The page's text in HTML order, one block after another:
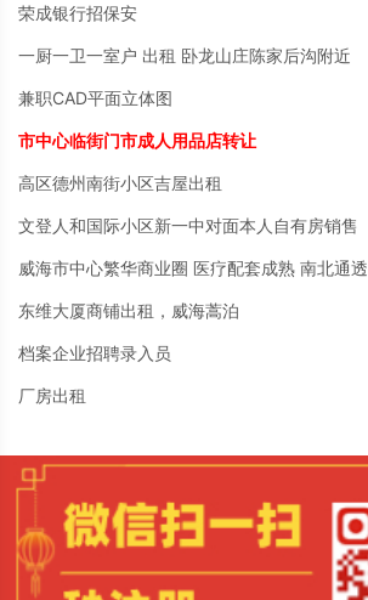
荣成银行招保安
一厨一卫一室户 出租 卧龙山庄陈家后沟附近
兼职CAD平面立体图
市中心临街门市成人用品店转让
高区德州南街小区吉屋出租
文登人和国际小区新一中对面本人自有房销售
威海市中心繁华商业圈 医疗配套成熟 南北通透
东维大厦商铺出租，威海蒿泊
档案企业招聘录入员
厂房出租